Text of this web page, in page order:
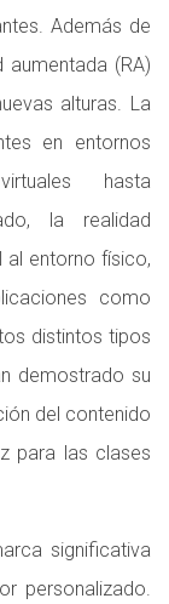
Además de
aumentada (RA)
alturas. La
en entornos
hasta
la realidad
al entorno físico,
como
distintos tipos
demostrado su
del contenido
para las clases
significativa
personalizado.